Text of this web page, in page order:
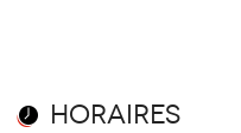
Horaires